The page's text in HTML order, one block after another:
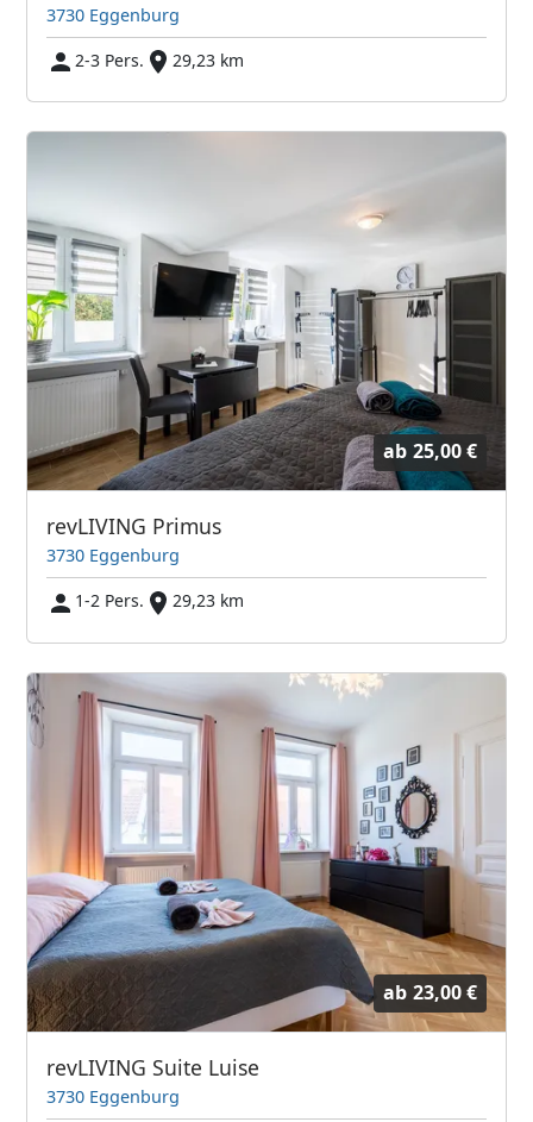
3730 Eggenburg
2-3 Pers.
29,23 km
ab 25,00 €
revLIVING Primus
3730 Eggenburg
1-2 Pers.
29,23 km
ab 23,00 €
revLIVING Suite Luise
3730 Eggenburg